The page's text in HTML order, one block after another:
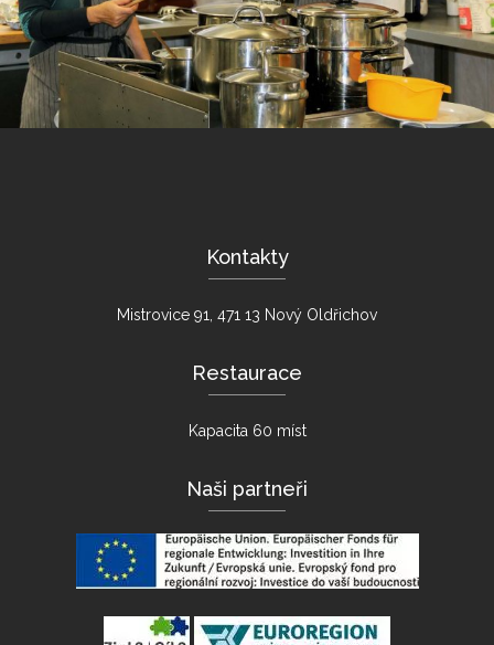
Kontakty
Mistrovice 91, 471 13 Nový Oldřichov
Restaurace
Kapacita 60 míst
Naši partneři